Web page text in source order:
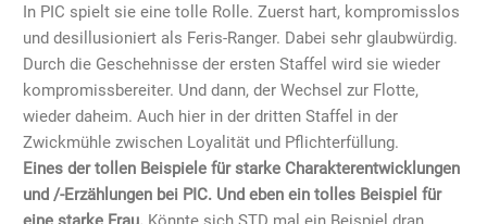
In PIC spielt sie eine tolle Rolle. Zuerst hart, kompromisslos
und desillusioniert als Feris-Ranger. Dabei sehr glaubwürdig.
Durch die Geschehnisse der ersten Staffel wird sie wieder
kompromissbereiter. Und dann, der Wechsel zur Flotte,
wieder daheim. Auch hier in der dritten Staffel in der
Zwickmühle zwischen Loyalität und Pflichterfüllung.
Eines der tollen Beispiele für starke Charakterentwicklungen
und /-Erzählungen bei PIC. Und eben ein tolles Beispiel für